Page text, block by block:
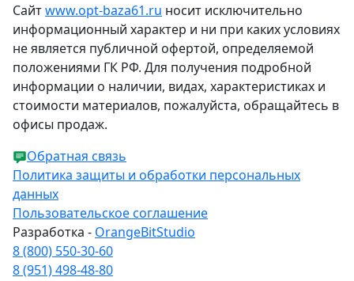
Сайтwww.opt-baza61.ru носит исключительно
информационный характер и ни при каких условиях
не является публичной офертой, определяемой
положениями ГК РФ. Для получения подробной
информации о наличии, видах, характеристиках и
стоимости материалов, пожалуйста, обращайтесь в
офисы продаж.
Обратная связь
Политика защиты и обработки персональных
данных
Пользовательское соглашение
Разработка - OrangeBitStudio
8 (800) 550-30-60
8 (951) 498-48-80